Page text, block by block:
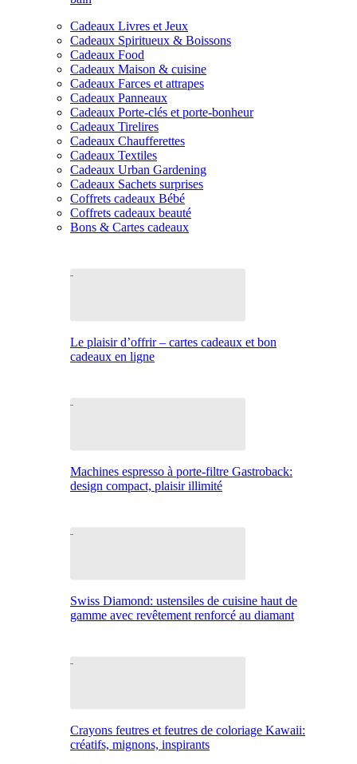
Cadeaux Livres et Jeux
Cadeaux Spiritueux & Boissons
Cadeaux Food
Cadeaux Maison & cuisine
Cadeaux Farces et attrapes
Cadeaux Panneaux
Cadeaux Porte-clés et porte-bonheur
Cadeaux Tirelires
Cadeaux Chaufferettes
Cadeaux Textiles
Cadeaux Urban Gardening
Cadeaux Sachets surprises
Coffrets cadeaux Bébé
Coffrets cadeaux beauté
Bons & Cartes cadeaux
Le plaisir d’offrir – cartes cadeaux et bon
cadeaux en ligne
Machines espresso à porte-filtre Gastroback:
design compact, plaisir illimité
Swiss Diamond: ustensiles de cuisine haut de
gamme avec revêtement renforcé au diamant
Crayons feutres et feutres de coloriage Kawaii:
créatifs, mignons, inspirants